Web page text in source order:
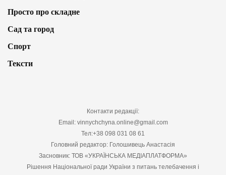
Просто про складне
Сад та город
Спорт
Тексти
Контакти редакції:
Email: vinnychchyna.online@gmail.com
Тел:+38 098 031 08 61
Головний редактор: Голошивець Анастасія
Засновник: ТОВ «УКРАЇНСЬКА МЕДІАПЛАТФОРМА»
Рішення Національної ради України з питань телебачення і